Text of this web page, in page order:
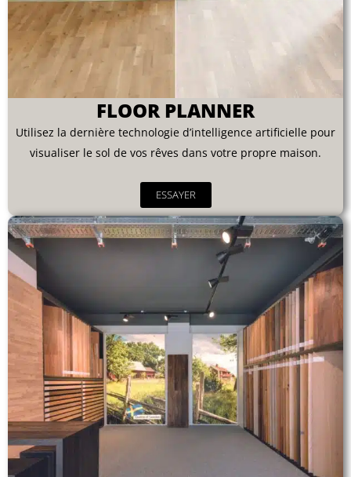
FLOOR PLANNER
Utilisez la dernière technologie d’intelligence artificielle pour
visualiser le sol de vos rêves dans votre propre maison.
ESSAYER